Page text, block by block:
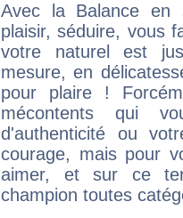
Avec la Balance en
plaisir, séduire, vous
votre naturel est
mesure, en
pour plaire !
mécontents qui
d'authenticité ou
courage, mais pour
aimer, et sur ce
champion toutes